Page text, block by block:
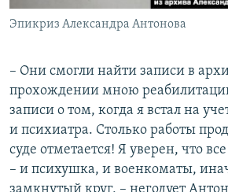
Эпикриз Александра Антонова
– Они смогли найти записи в
прохождении мною
записи о том, когда я встал на
и психиатра. Столько работы
суде отметается! Я уверен, что
– и психушка, и военкоматы,
замкнутый круг, – негодует